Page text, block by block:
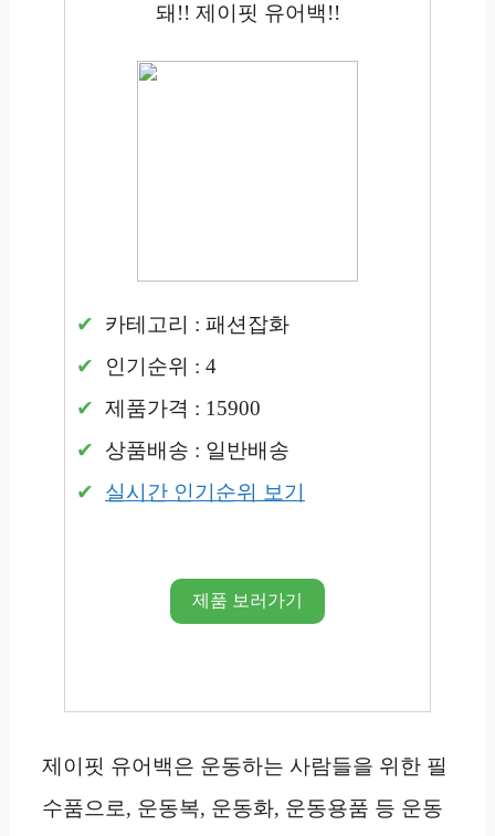
돼!! 제이핏 유어백!!
카테고리 : 패션잡화
인기순위 : 4
제품가격 : 15900
상품배송 : 일반배송
실시간 인기순위 보기
제품 보러가기
제이핏 유어백은 운동하는 사람들을 위한 필
수품으로, 운동복, 운동화, 운동용품 등 운동